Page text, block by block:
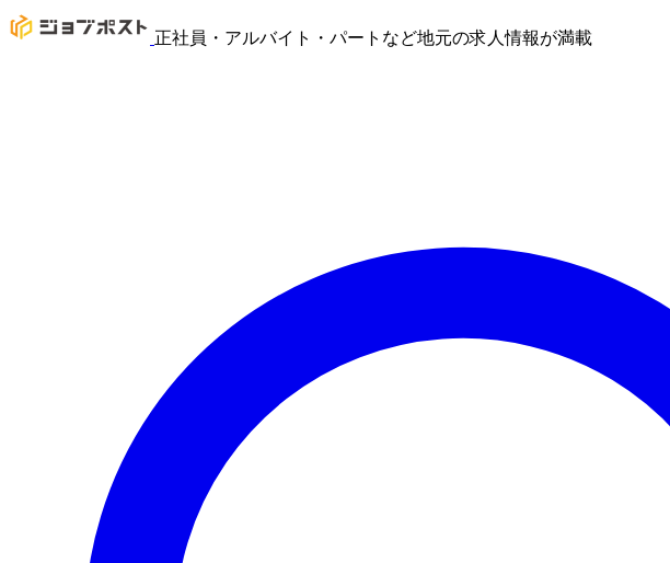
正社員・アルバイト・パートなど地元の求人情報が満載